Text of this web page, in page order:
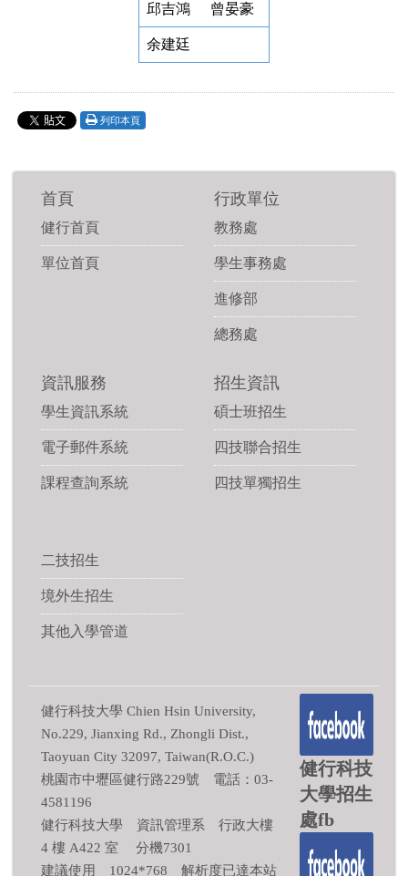
邱吉鴻 曾晏豪
余建廷
列印本頁
首頁
健行首頁
單位首頁
行政單位
教務處
學生事務處
進修部
總務處
資訊服務
學生資訊系統
電子郵件系統
課程查詢系統
招生資訊
碩士班招生
四技聯合招生
四技單獨招生
二技招生
境外生招生
其他入學管道
健行科技大學 Chien Hsin University,
No.229, Jianxing Rd., Zhongli Dist.,
Taoyuan City 32097, Taiwan(R.O.C.)
桃園市中壢區健行路229號 電話：03-
4581196
健行科技大學 資訊管理系 行政大樓
4 樓 A422 室 分機7301
建議使用 1024*768 解析度已達本站
健行科技
大學招生
處fb